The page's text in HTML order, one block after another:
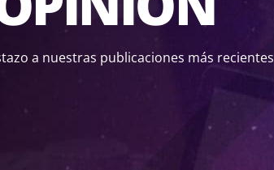
a nuestras publicaciones más recientes